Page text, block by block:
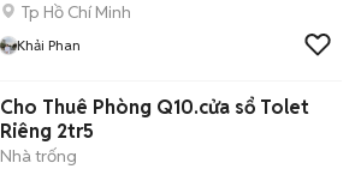
Tp Hồ Chí Minh
Khải Phan
Cho Thuê Phòng Q10.cửa sổ Tolet
Riêng 2tr5
Nhà trống